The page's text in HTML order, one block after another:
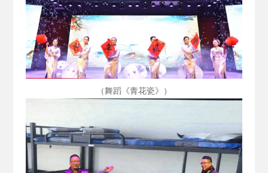
（舞蹈《青花瓷》）